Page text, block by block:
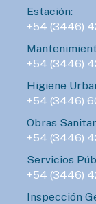
Estación:
+54 (3446)
+54 (3446)
Higiene
+54 (3446)
Obras
+54 (3446)
Servicios
+54 (3446)
Inspección